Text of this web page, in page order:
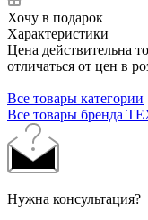
Хочу в подарок
Характеристики
Цена действительна
отличаться от цен в
Все товары категории
Все товары бренда
Нужна консультация?